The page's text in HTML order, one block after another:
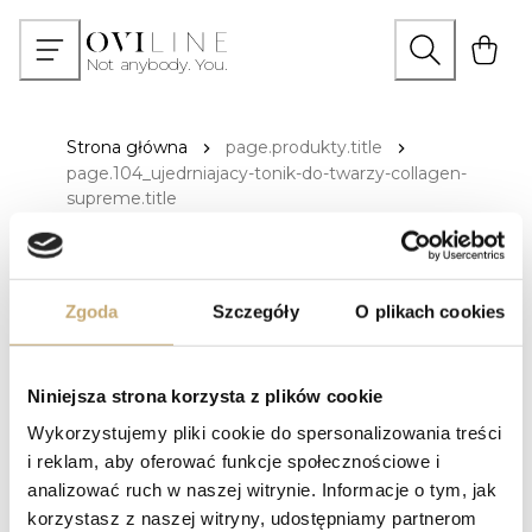
Zgoda Szczegóły O plikach cookies
Niniejsza strona korzysta z plików cookie
Wykorzystujemy pliki cookie do spersonalizowania treści
i reklam, aby oferować funkcje społecznościowe i
analizować ruch w naszej witrynie. Informacje o tym, jak
korzystasz z naszej witryny, udostępniamy partnerom
Not anybody. You. Otwórz
Strona główna
page.produkty.title
page.104_ujedrniajacy-tonik-do-twarzy-collagen-
supreme.title